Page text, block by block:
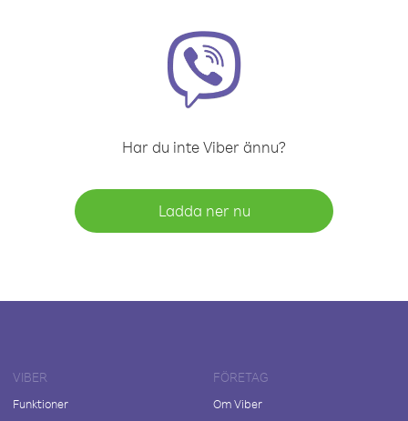
Har du inte Viber ännu?
Ladda ner nu
VIBER
Funktioner
FÖRETAG
Om Viber